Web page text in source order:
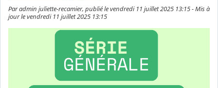
Par admin juliette-recamier, publié le vendredi 11 juillet 2025 13:15 - Mis à
jour le vendredi 11 juillet 2025 13:15